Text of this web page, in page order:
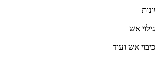
אש
אש ועוד